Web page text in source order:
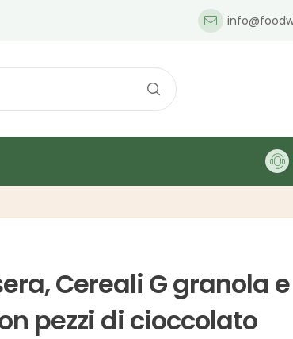
Cereali G granola e
pezzi di cioccolato